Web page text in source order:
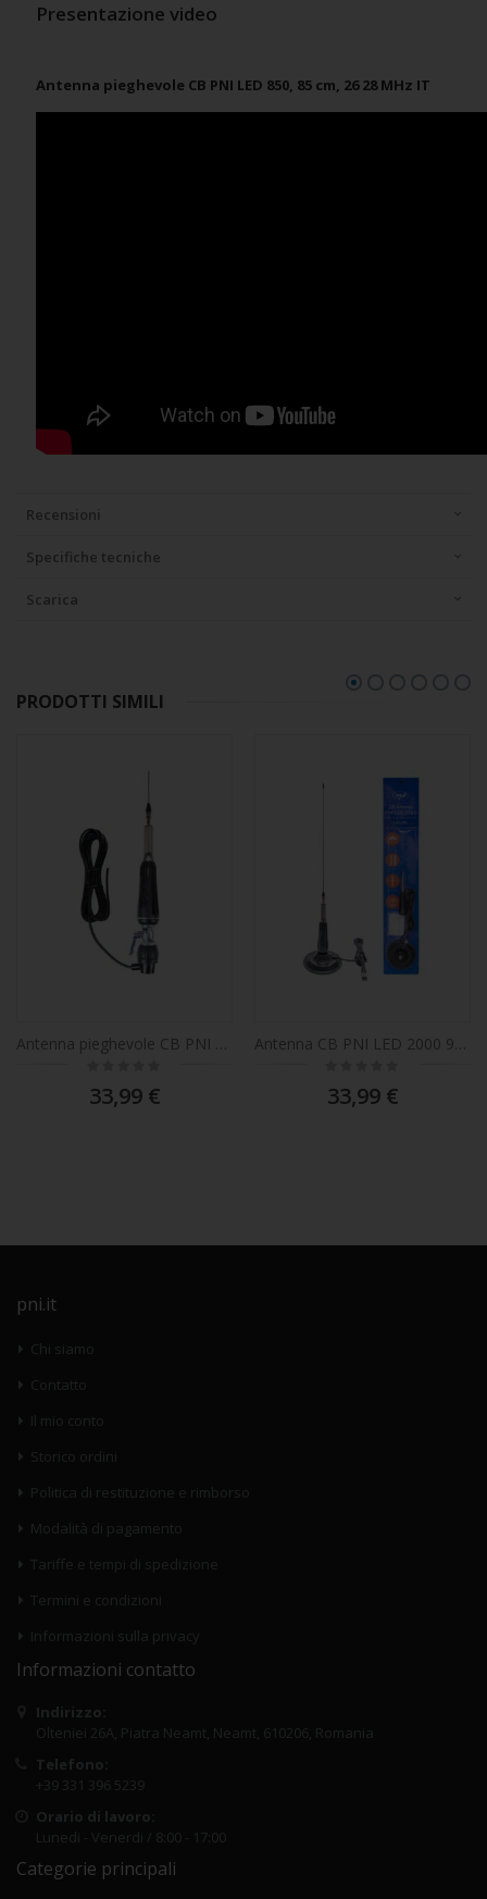
Presentazione video
Antenna pieghevole CB PNI LED 850, 85 cm, 26 28 MHz IT
Recensioni
Specifiche tecniche
Scarica
PRODOTTI SIMILI
33,99 € 33,99 €
pni.it
Chi siamo
Contatto
Il mio conto
Storico ordini
Politica di restituzione e rimborso
Modalità di pagamento
Tariffe e tempi di spedizione
Termini e condizioni
Informazioni sulla privacy
Informazioni contatto
Indirizzo:
Olteniei 26A, Piatra Neamt, Neamt, 610206, Romania
Telefono:
+39 331 396 5239
Orario di lavoro:
Lunedi - Venerdi / 8:00 - 17:00
Categorie principali